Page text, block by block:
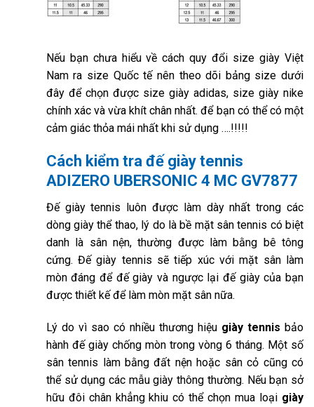
Nếu bạn chưa hiểu về cách quy đổi size giày Việt
Nam ra size Quốc tế nên theo dõi bảng size dưới
đây để chọn được size giày adidas, size giày nike
chính xác và vừa khít chân nhất. để bạn có thể có một
cảm giác thỏa mái nhất khi sử dụng ….!!!!!
Cách kiểm tra đế giày tennis
ADIZERO UBERSONIC 4 MC GV7877
Đế giày tennis luôn được làm dày nhất trong các
dòng giày thể thao, lý do là bề mặt sân tennis có biệt
danh là sân nện, thường được làm bằng bê tông
cứng. Đế giày tennis sẽ tiếp xúc với mặt sân làm
mòn đáng để đế giày và ngược lại đế giày của bạn
được thiết kế để làm mòn mặt sân nữa.
Lý do vì sao có nhiều thương hiệu giày tennis bảo
hành đế giày chống mòn trong vòng 6 tháng. Một số
sân tennis làm bằng đất nện hoặc sân cỏ cũng có
thể sử dụng các mẫu giày thông thường. Nếu bạn sở
hữu đôi chân khẳng khiu có thể chọn mua loại giày